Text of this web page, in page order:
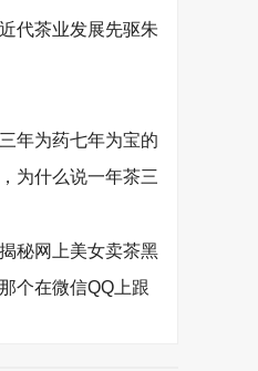
代茶业发展先驱朱
年为药七年为宝的
为什么说一年茶三
秘网上美女卖茶黑
个在微信QQ上跟